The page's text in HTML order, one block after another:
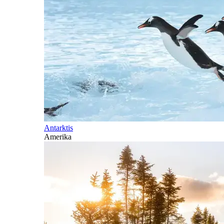
Antarktis
Amerika